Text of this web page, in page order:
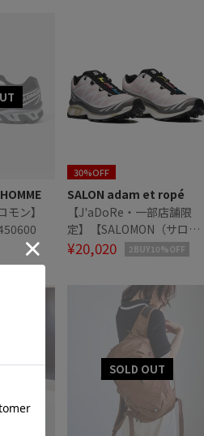
モン】
30%OFF
SALON adam et ropé
【J'aDoRe・一部店舗限
定】【SALOMON（サロモ
ン）】XT-6
¥20,020 2BUY10%OFF